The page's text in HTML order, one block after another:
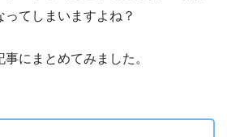
てしまいますよね？
にまとめてみました。